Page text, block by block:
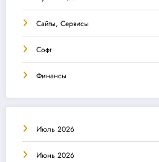
Сайты, Сервисы
Софт
Финансы
Июль 2026
Июнь 2026